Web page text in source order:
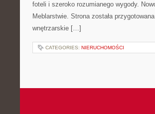
foteli i szeroko rozumianego wygody.
Meblarstwie. Strona została
wnętrzarskie […]
CATEGORIES: NIERUCHOMOŚCI